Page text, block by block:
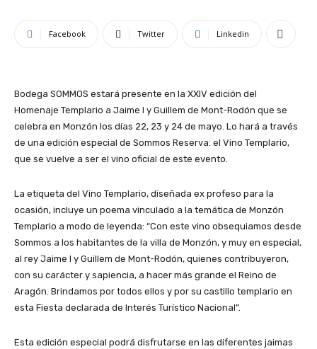
Facebook Twitter Linkedin
Bodega SOMMOS estará presente en la XXIV edición del
Homenaje Templario a Jaime I y Guillem de Mont-Rodón que se
celebra en Monzón los días 22, 23 y 24 de mayo. Lo hará a través
de una edición especial de Sommos Reserva: el Vino Templario,
que se vuelve a ser el vino oficial de este evento.
La etiqueta del Vino Templario, diseñada ex profeso para la
ocasión, incluye un poema vinculado a la temática de Monzón
Templario a modo de leyenda: “Con este vino obsequiamos desde
Sommos a los habitantes de la villa de Monzón, y muy en especial,
al rey Jaime I y Guillem de Mont-Rodón, quienes contribuyeron,
con su carácter y sapiencia, a hacer más grande el Reino de
Aragón. Brindamos por todos ellos y por su castillo templario en
esta Fiesta declarada de Interés Turístico Nacional”.
Esta edición especial podrá disfrutarse en las diferentes jaimas